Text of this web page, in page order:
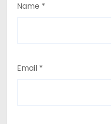
Name *
Email *